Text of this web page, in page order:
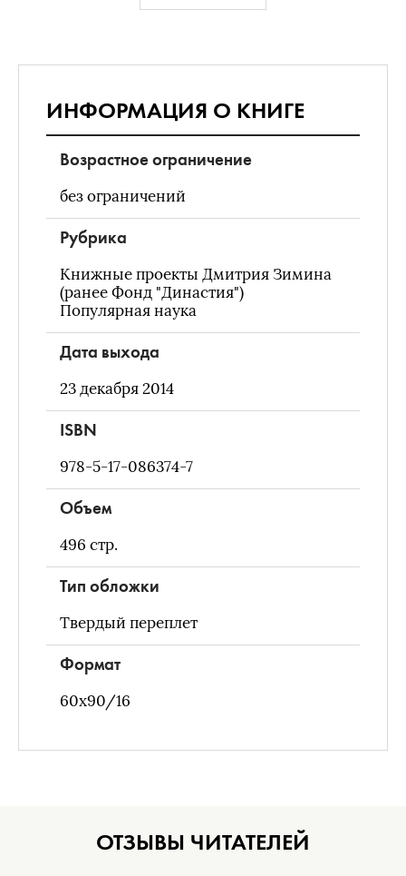
ИНФОРМАЦИЯ О КНИГЕ
Возрастное ограничение
без ограничений
Рубрика
Книжные проекты Дмитрия Зимина
(ранее Фонд "Династия")
Популярная наука
Дата выхода
23 декабря 2014
ISBN
978-5-17-086374-7
Объем
496 стр.
Тип обложки
Твердый переплет
Формат
60х90/16
ОТЗЫВЫ ЧИТАТЕЛЕЙ